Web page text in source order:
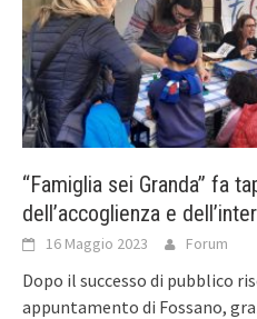
“Famiglia sei Granda” fa
dell’accoglienza e
16 Maggio 2023 Forum
Dopo il successo di pubblico
appuntamento di Fossano,